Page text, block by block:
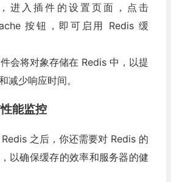
进入插件的设置页面，点击
按钮，即可启用 Redis 缓
会将对象存储在 Redis 中，以提
减少响应时间。
能监控
之后，你还需要对 Redis 的
以确保缓存的效率和服务器的健